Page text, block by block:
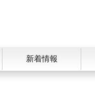
新着情報